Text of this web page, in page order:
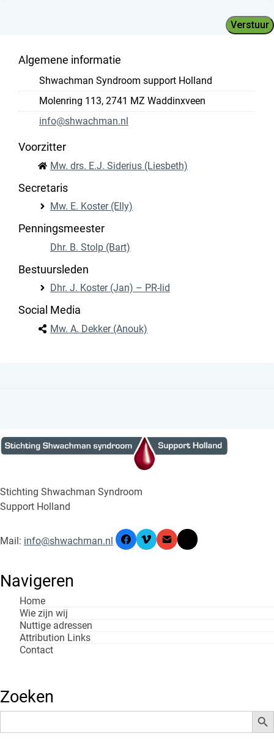
Verstuur
Algemene informatie
Shwachman Syndroom support Holland
Molenring 113, 2741 MZ Waddinxveen
info@shwachman.nl
Voorzitter
Mw. drs. E.J. Siderius (Liesbeth)
Secretaris
Mw. E. Koster (Elly)
Penningsmeester
Dhr. B. Stolp (Bart)
Bestuursleden
Dhr. J. Koster (Jan) – PR-lid
Social Media
Mw. A. Dekker (Anouk)
Stichting Shwachman Syndroom
Support Holland
Mail: info@shwachman.nl
Navigeren
Home
Wie zijn wij
Nuttige adressen
Attribution Links
Contact
Zoeken
Zoek